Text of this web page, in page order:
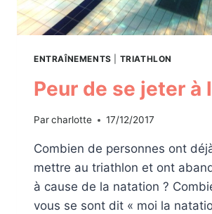
ENTRAÎNEMENTS TRIATHLON
Peur de se jeter à
Parcharlotte 17/12/2017
Combien de personnes ont
mettre au triathlon et ont
à cause de la natation ?
vous se sont dit « moi la